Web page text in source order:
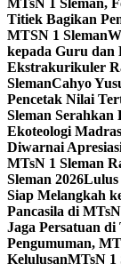
MTsN 1 Sleman,
Titiek Bagikan
MTSN 1 Sleman
kepada Guru dan
Ekstrakurikuler
SlemanCahyo
Pencetak Nilai
Sleman Serahkan
Ekoteologi
Diwarnai
MTsN 1 Sleman
Sleman 2026Lulus
Siap Melangkah
Pancasila di
Jaga Persatuan
Pengumuman,
KelulusanMTsN 1